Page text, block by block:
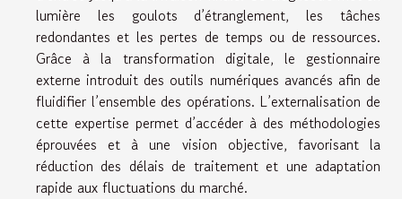
lumière les goulots d’étranglement, les tâches
redondantes et les pertes de temps ou de ressources.
Grâce à la transformation digitale, le gestionnaire
externe introduit des outils numériques avancés afin de
fluidifier l’ensemble des opérations. L’externalisation de
cette expertise permet d’accéder à des méthodologies
éprouvées et à une vision objective, favorisant la
réduction des délais de traitement et une adaptation
rapide aux fluctuations du marché.